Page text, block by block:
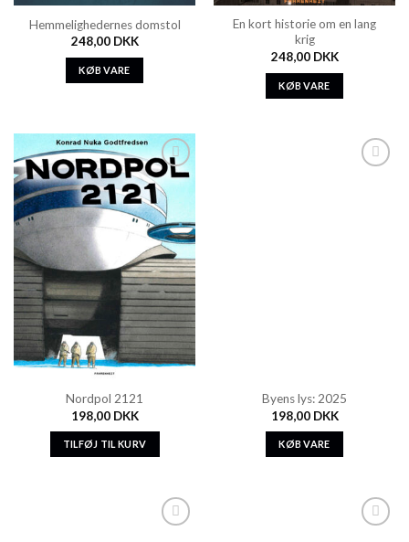
Hemmelighedernes domstol
248,00 DKK
KØB VARE
En kort historie om en lang
krig
248,00 DKK
KØB VARE
Add to
Wishlist
Nordpol 2121
198,00 DKK
TILFØJ TIL KURV
Byens lys: 2025
198,00 DKK
KØB VARE